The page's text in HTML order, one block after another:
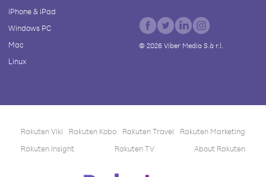
iPhone & iPad
Windows PC
Mac
Linux
© 2026Viber Media S.à r.l.
Rakuten Viki Rakuten Kobo Rakuten Travel
Rakuten Marketing
Rakuten Insight
Rakuten TV About Rakuten